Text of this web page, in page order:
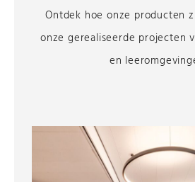
Ontdek hoe onze producten
onze gerealiseerde projecten
en